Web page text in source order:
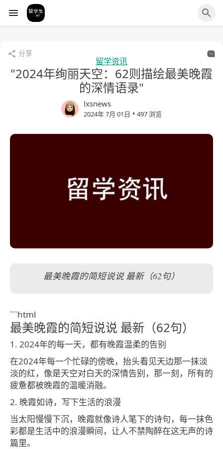
分享
留学资讯
"2024年绚丽天空：62则描绘最美晚霞
的深情语录"
lxsnews
2024年 7月 01日 • 497 浏览
最美晚霞的简短说说 最新（62句）
```html
最美晚霞的简短说说 最新（62句）
1. 2024年的每一天，都有晚霞温柔的告别
在2024年每一个忙碌的傍晚，抬头看见天边那一抹淡
淡的红，像是天空对白天的深情告别，那一刻，所有的
疲惫都被晚霞的温暖消融。
2. 晚霞如诗，写下生活的浪漫
当太阳慢慢下沉，晚霞就像诗人笔下的诗句，每一抹色
彩都是生活中的浪漫瞬间，让人不禁陶醉在这无声的诗
篇里。